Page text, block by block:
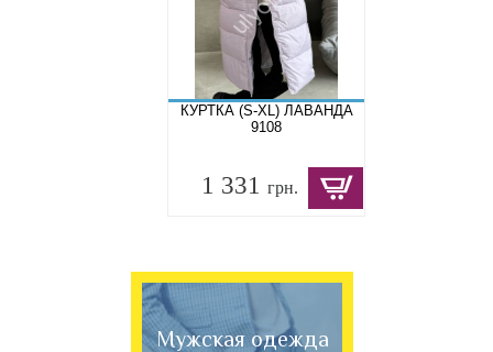
КУРТКА (S-XL) ЛАВАНДА
9108
1 331грн.
Мужская одежда